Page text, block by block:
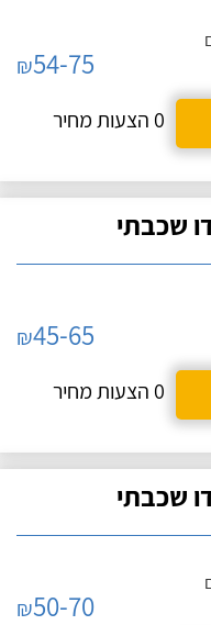
₪54-75
0 הצעות מחיר
שכבתי
₪45-65
0 הצעות מחיר
שכבתי
₪50-70